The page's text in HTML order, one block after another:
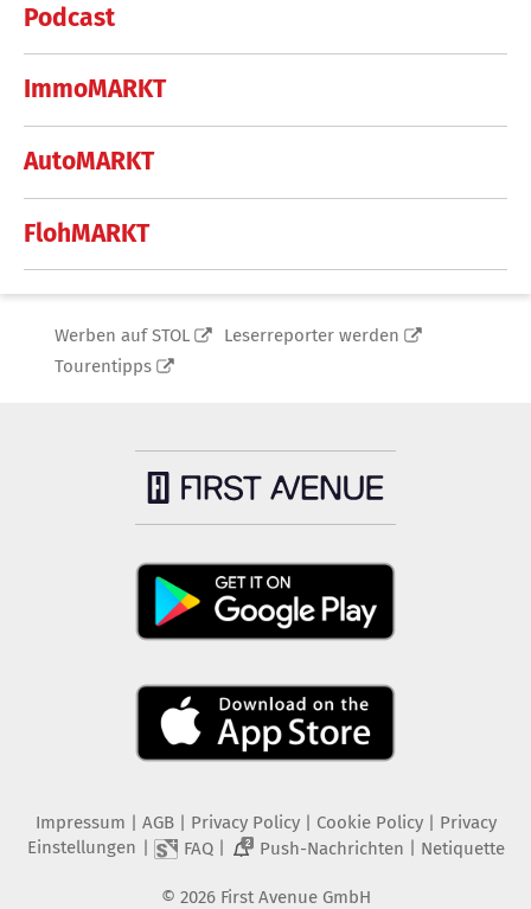
Podcast
ImmoMARKT
AutoMARKT
FlohMARKT
Werben auf STOL
Leserreporter werden
Tourentipps
Impressum AGB Privacy Policy| Cookie Policy| Privacy
Einstellungen
FAQ| 2 Push-Nachrichten Netiquette
© 2026 First Avenue GmbH